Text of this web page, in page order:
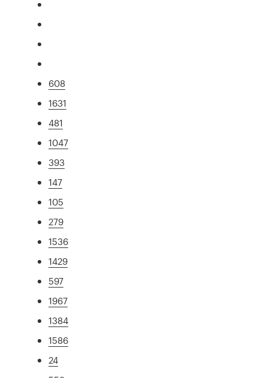
608
1631
481
1047
393
147
105
279
1536
1429
597
1967
1384
1586
24